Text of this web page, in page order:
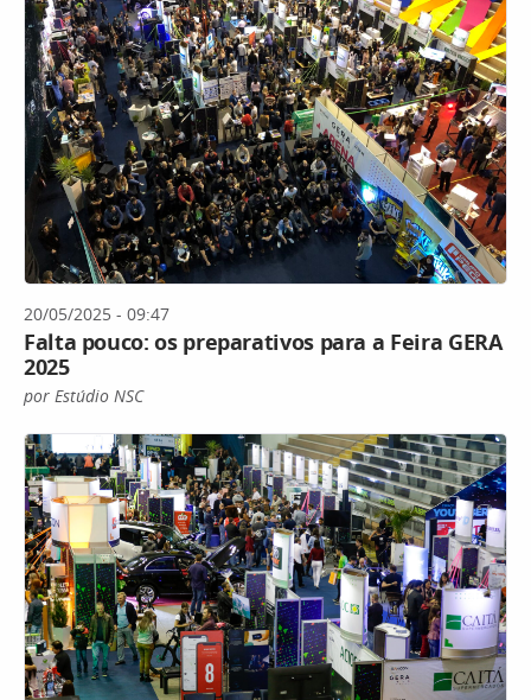
20/05/2025 - 09:47
Falta pouco: os preparativos para a Feira GERA
2025
por Estúdio NSC